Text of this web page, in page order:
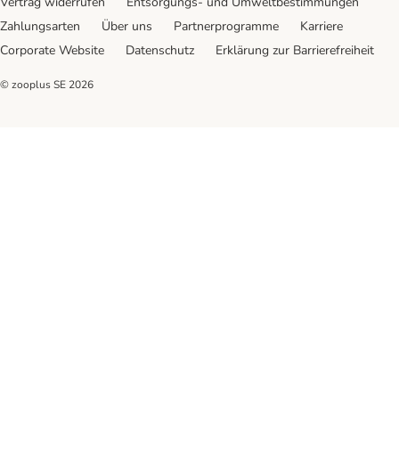
Zahlungsarten
Über uns Partnerprogramme
Karriere
Corporate Website
Datenschutz Erklärung zur Barrierefreiheit
© zooplus SE 2026